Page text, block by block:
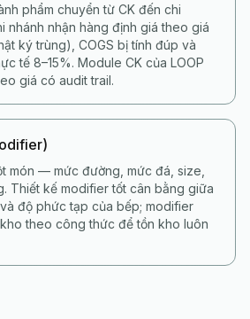
phẩm chuyển từ CK đến chi
nhánh nhận hàng định giá theo giá
ký trùng), COGS bị tính đúp và
tế 8–15%. Module CK của LOOP
giá có audit trail.
món — mức đường, mức đá, size,
Thiết kế modifier tốt cân bằng giữa
độ phức tạp của bếp; modifier
theo công thức để tồn kho luôn